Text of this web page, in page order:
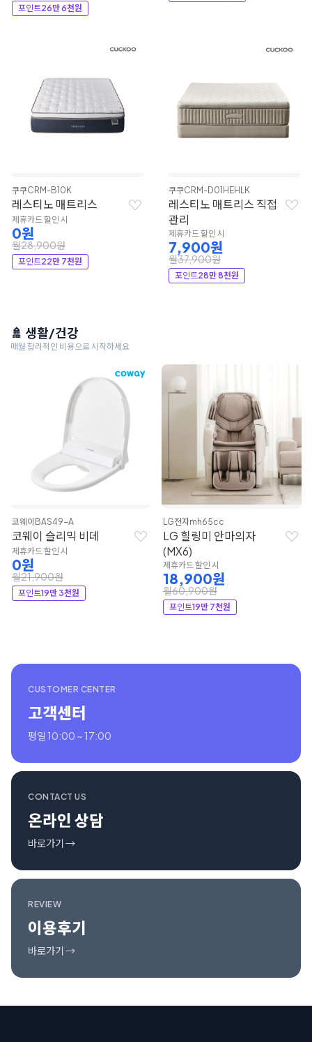
포인트26만 6천원
쿠쿠CRM-B10K
레스티노 매트리스
제휴카드 할인 시
0원
월28,900원
포인트22만 7천원
쿠쿠CRM-D01HEHLK
레스티노 매트리스 직접
관리
제휴카드 할인 시
7,900원
월37,900원
포인트28만 8천원
🚿 생활/건강
매월 합리적인 비용으로 시작하세요
코웨이 BAS49-A
코웨이 슬리믹 비데
제휴카드 할인 시
0원
월21,900원
포인트19만 3천원
LG전자mh65cc
LG 힐링미 안마의자
(MX6)
제휴카드 할인 시
18,900원
월60,900원
포인트19만 7천원
CUSTOMER CENTER
고객센터
평일 10:00 ~ 17:00
CONTACT US
온라인 상담
바로가기 →
REVIEW
이용후기
바로가기 →